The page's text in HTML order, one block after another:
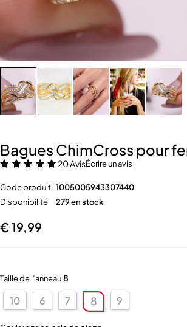
Bagues ChimCross pour
20 AvisÉcrire un avis
Code produit 1005005943307440
Disponibilité
279 en stock
€19,99
Taille de l’anneau8
10 6 7 8 9